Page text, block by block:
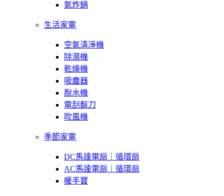
氣炸鍋
生活家電
空氣清淨機
除濕機
乾燥機
吸塵器
脫水機
電刮鬍刀
吹風機
季節家電
DC馬達電扇｜循環扇
AC馬達電扇｜循環扇
暖手寶